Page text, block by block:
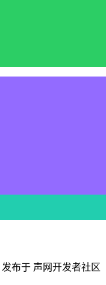
发布于 声网开发者社区